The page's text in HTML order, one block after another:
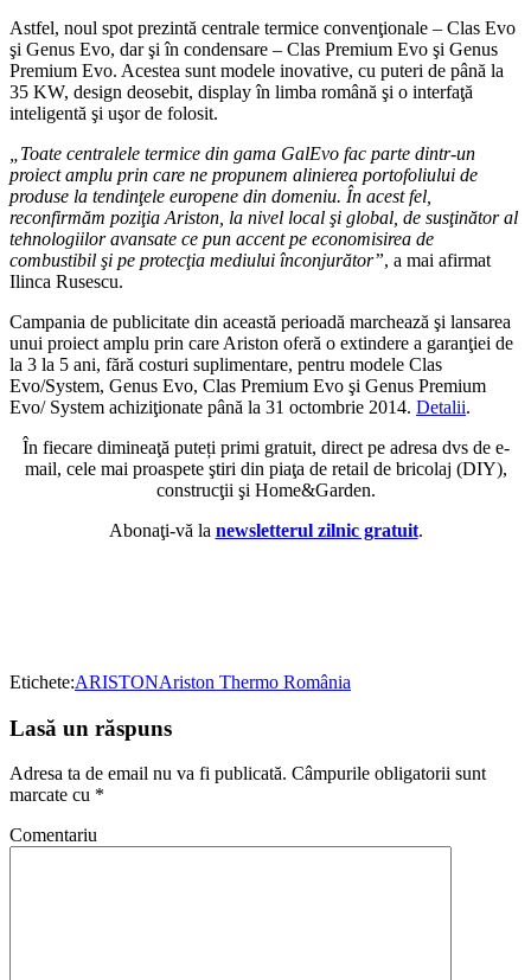
Astfel, noul spot prezintă centrale termice convenţionale – Clas Evo
şi Genus Evo, dar şi în condensare – Clas Premium Evo şi Genus
Premium Evo. Acestea sunt modele inovative, cu puteri de până la
35 KW, design deosebit, display în limba română şi o interfaţă
inteligentă şi uşor de folosit.
„Toate centralele termice din gama GalEvo fac parte dintr-un
proiect amplu prin care ne propunem alinierea portofoliului de
produse la tendinţele europene din domeniu. În acest fel,
reconfirmăm poziţia Ariston, la nivel local şi global, de susţinător al
tehnologiilor avansate ce pun accent pe economisirea de
combustibil şi pe protecţia mediului înconjurător”, a mai afirmat
Ilinca Rusescu.
Campania de publicitate din această perioadă marchează şi lansarea
unui proiect amplu prin care Ariston oferă o extindere a garanţiei de
la 3 la 5 ani, fără costuri suplimentare, pentru modele Clas
Evo/System, Genus Evo, Clas Premium Evo şi Genus Premium
Evo/ System achiziţionate până la 31 octombrie 2014. Detalii.
În fiecare dimineaţă puteți primi gratuit, direct pe adresa dvs de e-
mail, cele mai proaspete ştiri din piaţa de retail de bricolaj (DIY),
construcţii şi Home&Garden.
Abonaţi-vă la newsletterul zilnic gratuit.
Etichete:ARISTONAriston Thermo România
Lasă un răspuns
Adresa ta de email nu va fi publicată. Câmpurile obligatorii sunt
marcate cu *
Comentariu